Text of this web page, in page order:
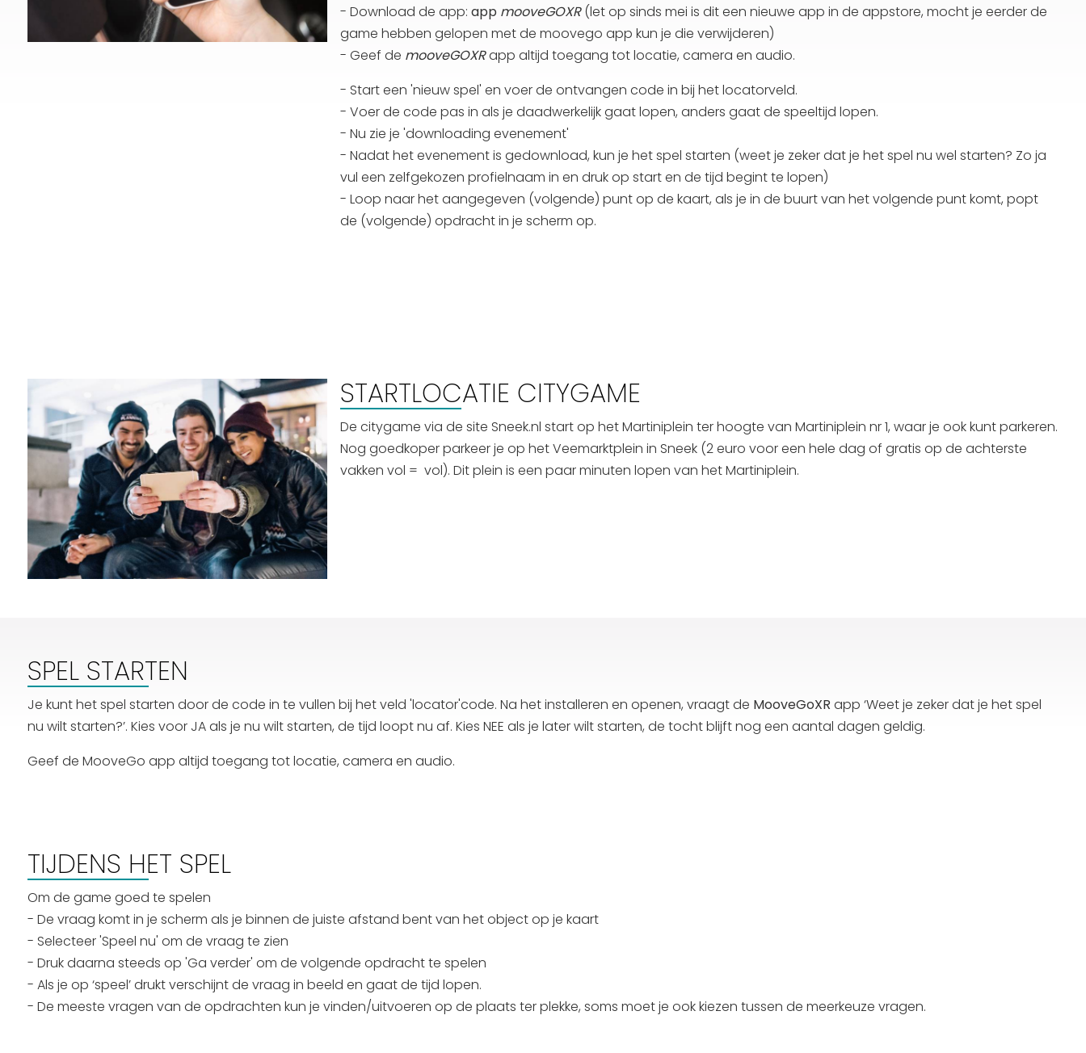
- Download de app:app mooveGOXR(let op sinds mei is dit een nieuwe app in de appstore, mocht je eerder de
game hebben gelopen met de moovego app kun je die verwijderen)
- Geef de mooveGOXRapp altijd toegang tot locatie, camera en audio.
- Start een 'nieuw spel' en voer de ontvangen code in bij het locatorveld.
- Voer de code pas in als je daadwerkelijk gaat lopen, anders gaat de speeltijd lopen.
- Nu zie je 'downloading evenement'
- Nadat het evenement is gedownload, kun je het spel starten (weet je zeker dat je het spel nu wel starten? Zo ja
vul een zelfgekozen profielnaam in en druk op start en de tijd begint te lopen)
- Loop naar het aangegeven (volgende) punt op de kaart, als je in de buurt van het volgende punt komt, popt
de (volgende) opdracht in je scherm op.
STARTLOCATIE CITYGAME
De citygame via de site Sneek.nl start op het Martiniplein ter hoogte van Martiniplein nr 1, waar je ook kunt parkeren.
Nog goedkoper parkeer je op het Veemarktplein in Sneek (2 euro voor een hele dag of gratis op de achterste
vakken vol = vol). Dit plein is een paar minuten lopen van het Martiniplein.
SPEL STARTEN
Je kunt het spel starten door de code in te vullen bij het veld 'locator'code. Na het installeren en openen, vraagt de MooveGoXR app ‘Weet je zeker dat je het spel
nu wilt starten?’. Kies voor JA als je nu wilt starten, de tijd loopt nu af. Kies NEE als je later wilt starten, de tocht blijft nog een aantal dagen geldig.
Geef de MooveGo app altijd toegang tot locatie, camera en audio.
TIJDENS HET SPEL
Om de game goed te spelen
- De vraag komt in je scherm als je binnen de juiste afstand bent van het object op je kaart
- Selecteer 'Speel nu' om de vraag te zien
- Druk daarna steeds op 'Ga verder' om de volgende opdracht te spelen
- Als je op ‘speel’ drukt verschijnt de vraag in beeld en gaat de tijd lopen.
- De meeste vragen van de opdrachten kun je vinden/uitvoeren op de plaats ter plekke, soms moet je ook kiezen tussen de meerkeuze vragen.